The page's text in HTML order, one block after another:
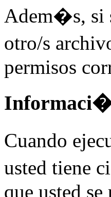
Adem�s, si
otro/s
permisos
Cuando
usted tiene
que usted